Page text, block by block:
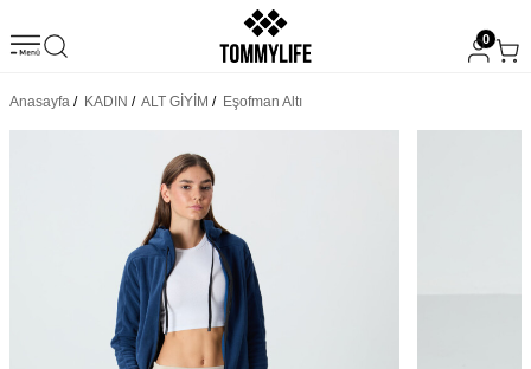
0
Anasayfa / KADIN / ALT GİYİM / Eşofman Altı